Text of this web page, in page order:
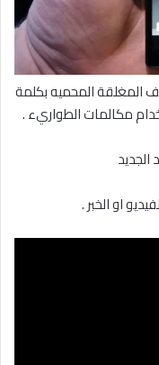
المغلقة المحميه بكلمة
مكالمات الطواريء .
او الخبر .